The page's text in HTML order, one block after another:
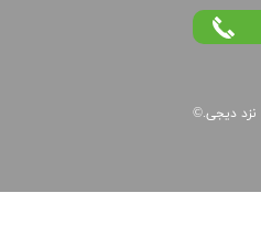
©. نزددیجی